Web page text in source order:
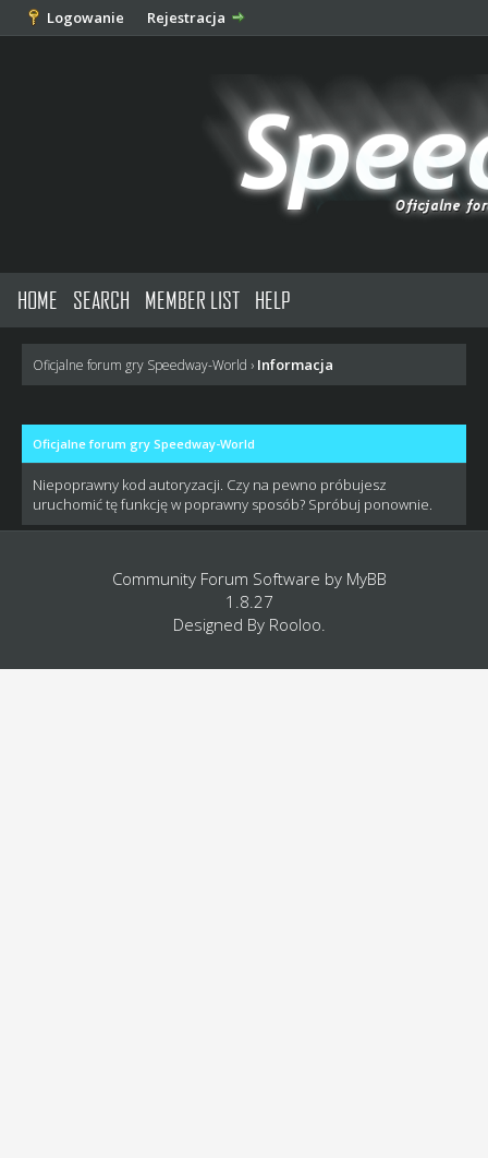
Logowanie Rejestracja
HOME SEARCH MEMBER LIST HELP
Oficjalne forum gry Speedway-World › Informacja
Oficjalne forum gry Speedway-World
Niepoprawny kod autoryzacji. Czy na pewno próbujesz
uruchomić tę funkcję w poprawny sposób? Spróbuj ponownie.
Community Forum Software by MyBB
1.8.27
Designed By Rooloo.